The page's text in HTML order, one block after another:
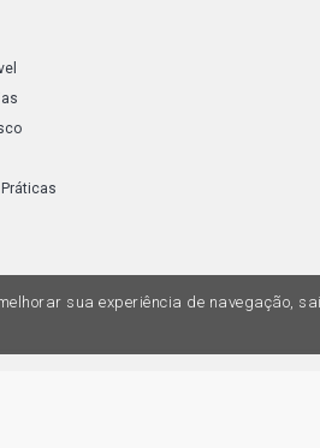
sua experiência de navegação,